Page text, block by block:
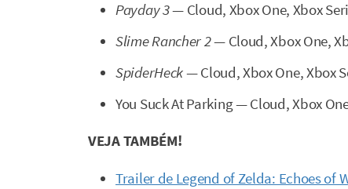
Payday 3— Cloud, Xbox One, Xbox
Slime Rancher 2— Cloud, Xbox One,
SpiderHeck— Cloud, Xbox One, Xbox
You Suck At Parking — Cloud, Xbox
VEJA TAMBÉM!
Trailer de Legend of Zelda: Echoes of